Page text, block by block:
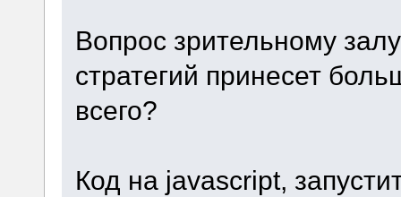
Вопрос зрительному
стратегий принесет
всего?
Код на javascript,